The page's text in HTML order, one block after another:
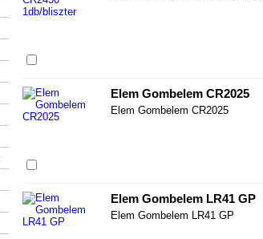
Elem Gombelem CR2025
Elem Gombelem CR2025
Elem Gombelem LR41 GP
Elem Gombelem LR41 GP